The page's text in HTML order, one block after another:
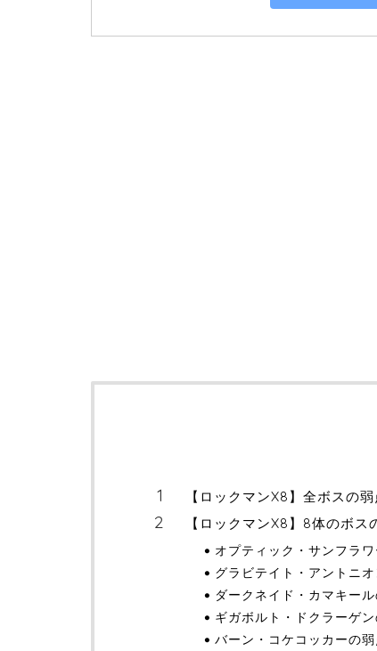
【ロックマンX8】全ボスの
【ロックマンX8】8体のボス
オプティック・サンフラ
グラビテイト・アントニ
ダークネイド・カマキー
ギガボルト・ドクラーゲ
バーン・コケコッカーの弱